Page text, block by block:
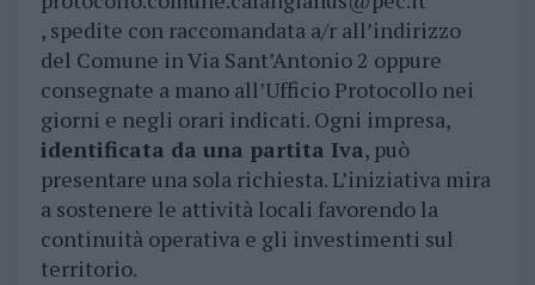
, spedite con raccomandata a/r all’indirizzo
del Comune in Via Sant’Antonio 2 oppure
consegnate a mano all’Ufficio Protocollo nei
giorni e negli orari indicati. Ogni impresa,
identificata da una partita Iva, può
presentare una sola richiesta. L’iniziativa mira
a sostenere le attività locali favorendo la
continuità operativa e gli investimenti sul
territorio.